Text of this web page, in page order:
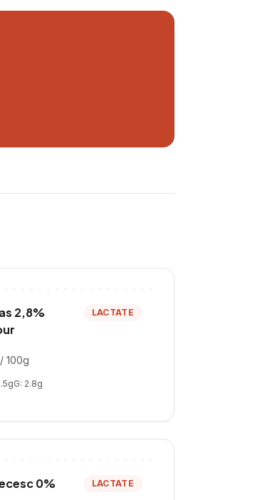
2,8%
LACTATE
100g
gG: 2.8g
0%
LACTATE